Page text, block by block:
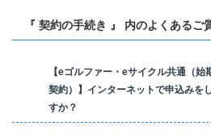
『 契約の手続き 』 内のよくあるご
【eゴルファー・eサイクル共通（
契約）】インターネットで申込みを
すか？